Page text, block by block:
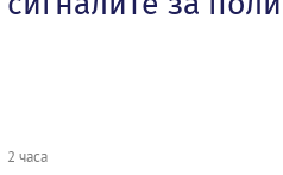
2 часа